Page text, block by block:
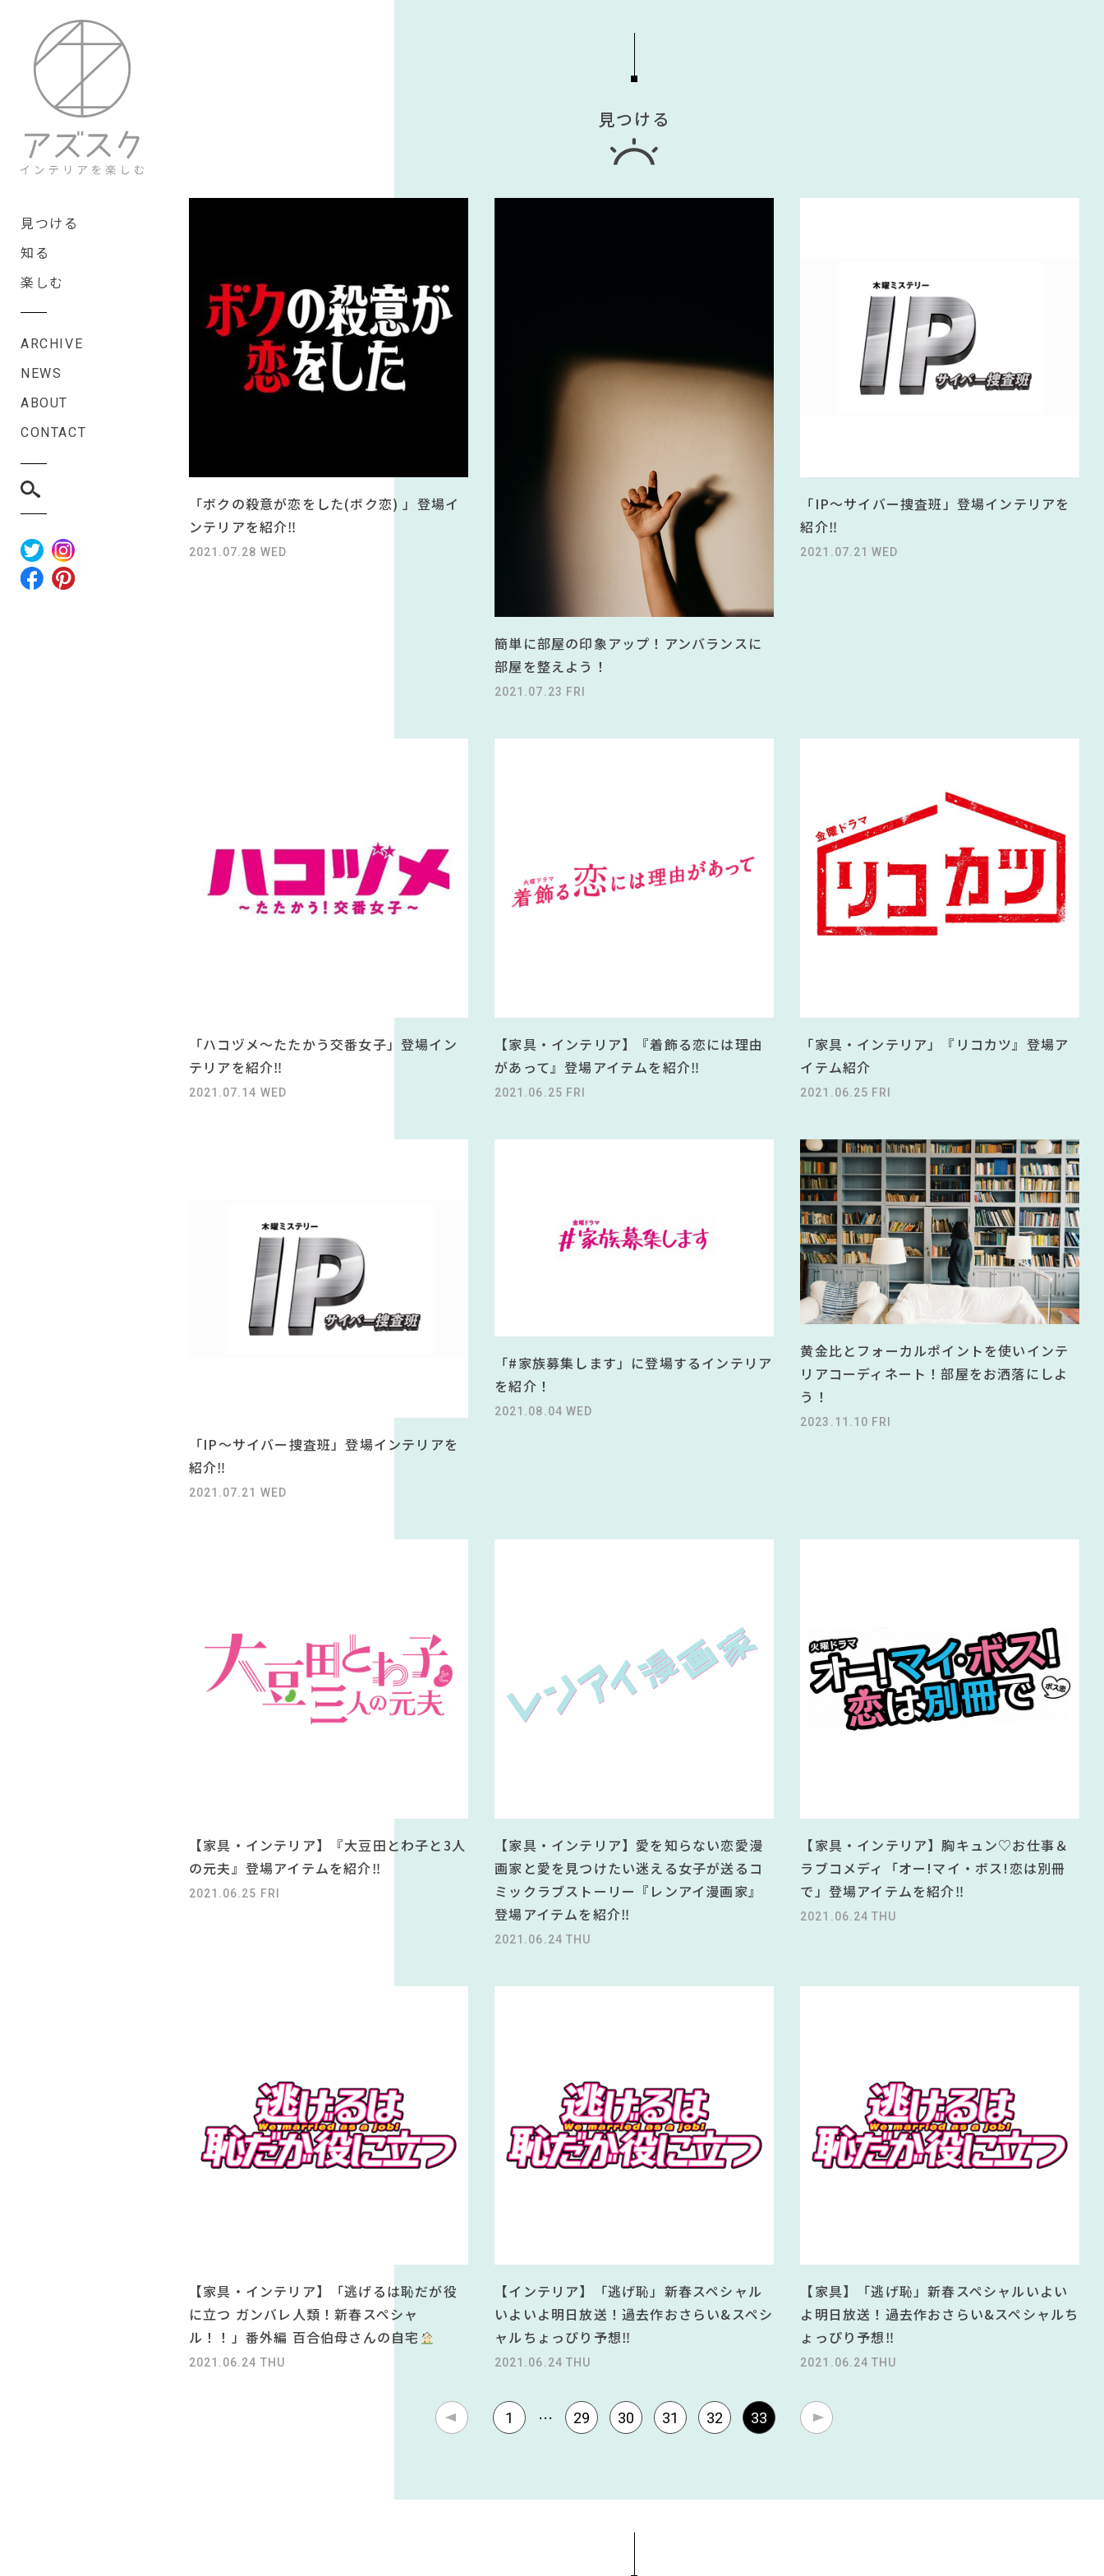
見つける
知る
楽しむ
ARCHIVE
NEWS
ABOUT
CONTACT
#サステナブル#DINOS CORPORATION
#インテリアの法則
#ニトリ #関家具
#間宮祥太朗 #岸井ゆきの#岡崎製材#テーブル#IKEA
#インテリアコーディネート
#河淳 #石田ゆり子#2022 春ドラマ
#テレワーク
#タンスのゲン#KEYUCA #良品計画#ACTUS
CLOSE
見つける
「ボクの殺意が恋をした(ボク恋) 」登場イ
ンテリアを紹介‼
2021.07.28 WED
簡単に部屋の印象アップ！アンバランスに
部屋を整えよう！
2021.07.23 FRI
「IP～サイバー捜査班」登場インテリアを
紹介‼
2021.07.21 WED
「ハコヅメ〜たたかう交番女子」登場イン
テリアを紹介‼
2021.07.14 WED
【家具・インテリア】『着飾る恋には理由
があって』登場アイテムを紹介‼
2021.06.25 FRI
「家具・インテリア」『リコカツ』登場ア
イテム紹介
2021.06.25 FRI
「IP～サイバー捜査班」登場インテリアを
紹介‼
2021.07.21 WED
「#家族募集します」に登場するインテリア
を紹介！
2021.08.04 WED
黄金比とフォーカルポイントを使いインテ
リアコーディネート！部屋をお洒落にしよ
う！
2023.11.10 FRI
【家具・インテリア】『大豆田とわ子と3人
の元夫』登場アイテムを紹介‼
2021.06.25 FRI
【家具・インテリア】愛を知らない恋愛漫
画家と愛を見つけたい迷える女子が送るコ
ミックラブストーリー『レンアイ漫画家』
登場アイテムを紹介‼
2021.06.24 THU
【家具・インテリア】胸キュン♡お仕事＆
ラブコメディ「オー!マイ・ボス!恋は別冊
で」登場アイテムを紹介‼
2021.06.24 THU
【家具・インテリア】「逃げるは恥だが役
に立つ ガンバレ人類！新春スペシャ
ル！！」番外編 百合伯母さんの自宅
2021.06.24 THU
【インテリア】「逃げ恥」新春スペシャル
いよいよ明日放送！過去作おさらい&スペシ
ャルちょっぴり予想‼
2021.06.24 THU
【家具】「逃げ恥」新春スペシャルいよい
よ明日放送！過去作おさらい&スペシャルち
ょっぴり予想‼
2021.06.24 THU
1 … 29 30 31 32 33